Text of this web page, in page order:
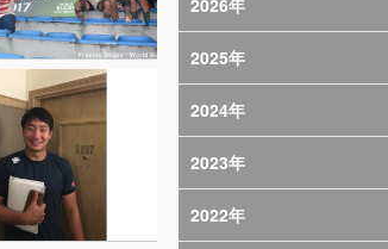
2026年
2025年
2024年
2023年
2022年